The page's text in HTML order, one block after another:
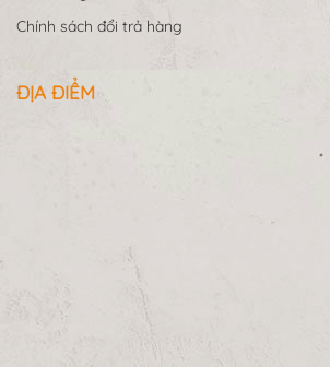
Chính sách đổi trả hàng
ĐỊA ĐIỂM